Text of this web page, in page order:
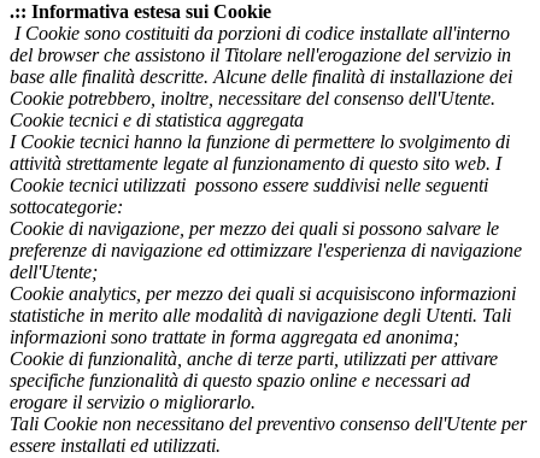
.:: Informativa estesa sui Cookie
I Cookie sono costituiti da porzioni di codice installate all'interno
del browser che assistono il Titolare nell'erogazione del servizio in
base alle finalità descritte. Alcune delle finalità di installazione dei
Cookie potrebbero, inoltre, necessitare del consenso dell'Utente.
Cookie tecnici e di statistica aggregata
I Cookie tecnici hanno la funzione di permettere lo svolgimento di
attività strettamente legate al funzionamento di questo sito web. I
Cookie tecnici utilizzati possono essere suddivisi nelle seguenti
sottocategorie:
Cookie di navigazione, per mezzo dei quali si possono salvare le
preferenze di navigazione ed ottimizzare l'esperienza di navigazione
dell'Utente;
Cookie analytics, per mezzo dei quali si acquisiscono informazioni
statistiche in merito alle modalità di navigazione degli Utenti. Tali
informazioni sono trattate in forma aggregata ed anonima;
Cookie di funzionalità, anche di terze parti, utilizzati per attivare
specifiche funzionalità di questo spazio online e necessari ad
erogare il servizio o migliorarlo.
Tali Cookie non necessitano del preventivo consenso dell'Utente per
essere installati ed utilizzati.